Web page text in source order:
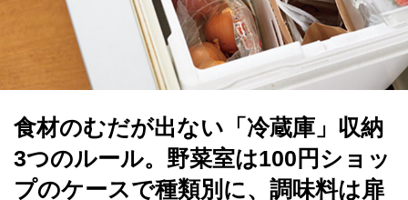
食材のむだが出ない「冷蔵庫」収納
3つのルール。野菜室は100円ショッ
プのケースで種類別に、調味料は扉